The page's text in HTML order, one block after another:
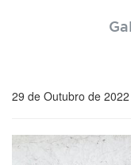
29 de Outubro de 2022